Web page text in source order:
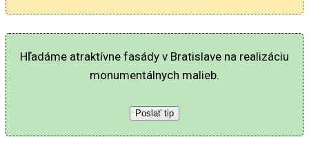
Hľadáme atraktívne fasády v Bratislave na realizáciu
monumentálnych malieb.
Poslať tip